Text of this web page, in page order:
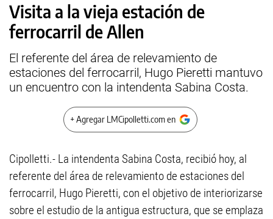
Visita a la vieja estación de
ferrocarril de Allen
El referente del área de relevamiento de
estaciones del ferrocarril, Hugo Pieretti mantuvo
un encuentro con la intendenta Sabina Costa.
+ Agregar LMCipolletti.com en
Cipolletti.- La intendenta Sabina Costa, recibió hoy, al
referente del área de relevamiento de estaciones del
ferrocarril, Hugo Pieretti, con el objetivo de interiorizarse
sobre el estudio de la antigua estructura, que se emplaza